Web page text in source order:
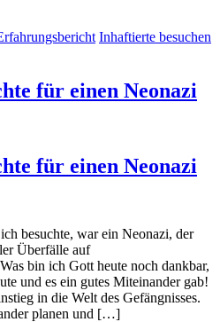
Inhaftierte besuchen
für einen Neonazi
für einen Neonazi
besuchte, war ein Neonazi, der
Überfälle auf
bin ich Gott heute noch dankbar,
und es ein gutes Miteinander gab!
in die Welt des Gefängnisses.
planen und […]